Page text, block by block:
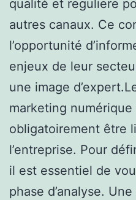
qualité et reguliere
autres canaux. Ce
l’opportunité
enjeux de leur
une image
marketing
obligatoirement être
l’entreprise. Pour
il est essentiel de
phase d’analyse.